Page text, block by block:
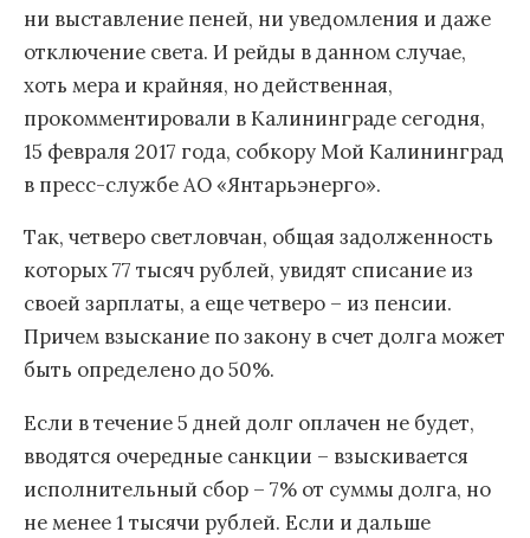
ни выставление пеней, ни уведомления и даже
отключение света. И рейды в данном случае,
хоть мера и крайняя, но действенная,
прокомментировали в Калининграде сегодня,
15 февраля 2017 года, собкору Мой Калининград
в пресс-службе АО «Янтарьэнерго».
Так, четверо светловчан, общая задолженность
которых 77 тысяч рублей, увидят списание из
своей зарплаты, а еще четверо – из пенсии.
Причем взыскание по закону в счет долга может
быть определено до 50%.
Если в течение 5 дней долг оплачен не будет,
вводятся очередные санкции – взыскивается
исполнительный сбор – 7% от суммы долга, но
не менее 1 тысячи рублей. Если и дальше